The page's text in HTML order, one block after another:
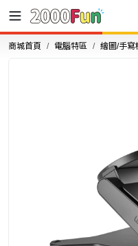
商城首頁 電腦特區 繪圖/手寫